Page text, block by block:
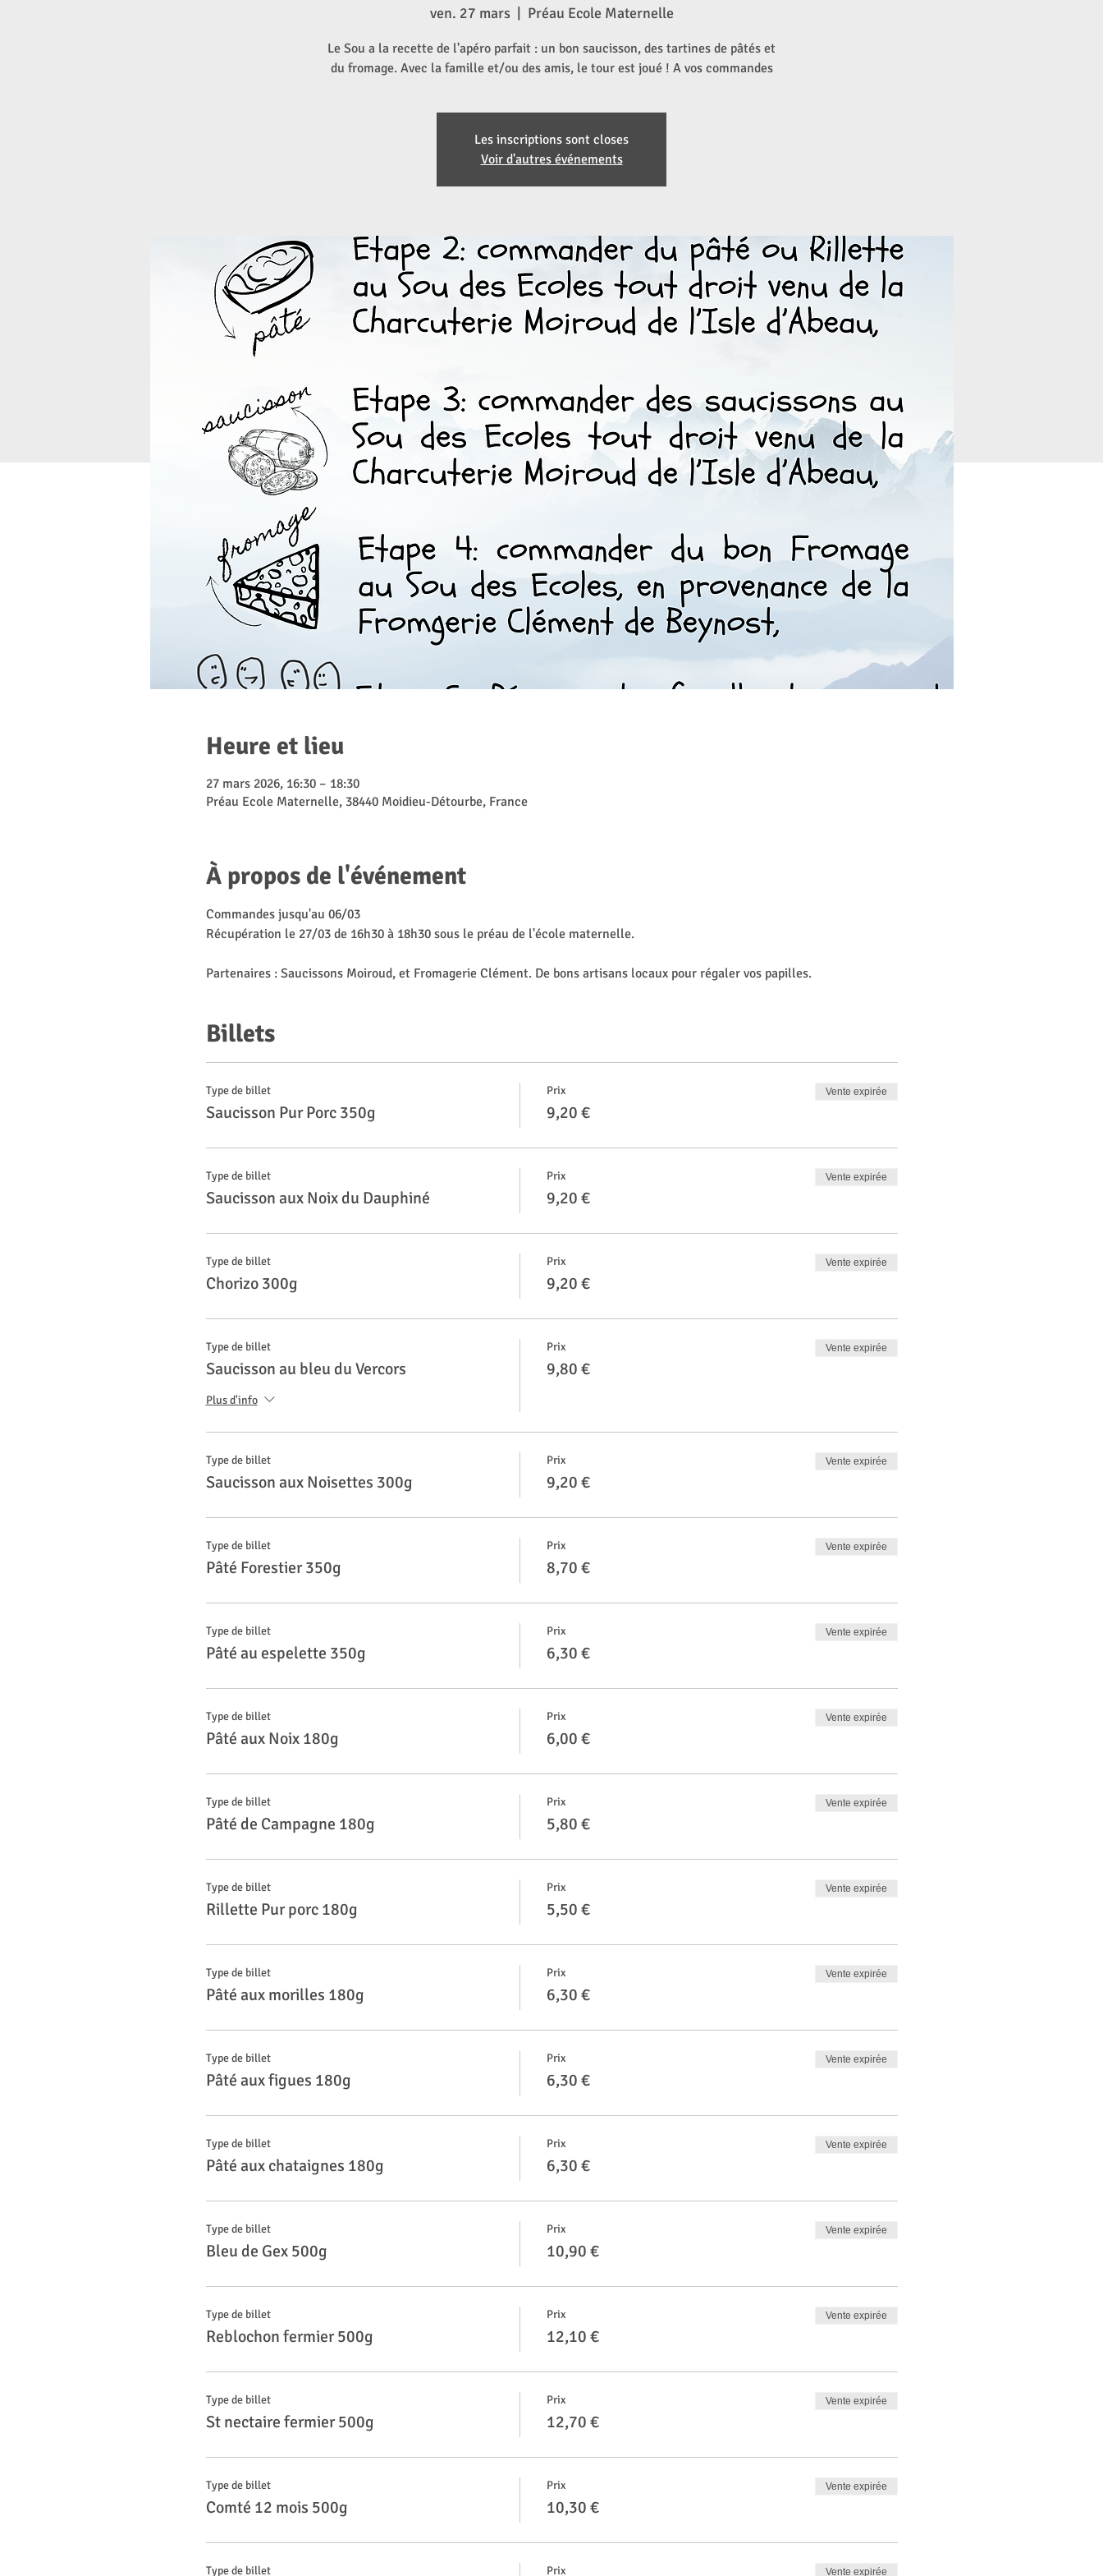
ven. 27 mars
  |
Préau Ecole Maternelle
Le Sou a la recette de l'apéro parfait : un bon saucisson, des tartines de pâtés et
du fromage. Avec la famille et/ou des amis, le tour est joué ! A vos commandes
Les inscriptions sont closes
Voir d'autres événements
Heure et lieu
27 mars 2026, 16:30 – 18:30
Préau Ecole Maternelle, 38440 Moidieu-Détourbe, France
À propos de l'événement
Commandes jusqu'au 06/03
Récupération le 27/03 de 16h30 à 18h30 sous le préau de l'école maternelle.
Partenaires : Saucissons Moiroud, et Fromagerie Clément. De bons artisans locaux pour régaler vos papilles.
Billets
Type de billet
Saucisson Pur Porc 350g
Prix
9,20 €
Vente expirée
Type de billet
Saucisson aux Noix du Dauphiné
Prix
9,20 €
Vente expirée
Type de billet
Chorizo 300g
Prix
9,20 €
Vente expirée
Type de billet
Saucisson au bleu du Vercors
Plus d'info
Prix
9,80 €
Vente expirée
Type de billet
Saucisson aux Noisettes 300g
Prix
9,20 €
Vente expirée
Type de billet
Pâté Forestier 350g
Prix
8,70 €
Vente expirée
Type de billet
Pâté au espelette 350g
Prix
6,30 €
Vente expirée
Type de billet
Pâté aux Noix 180g
Prix
6,00 €
Vente expirée
Type de billet
Pâté de Campagne 180g
Prix
5,80 €
Vente expirée
Type de billet
Rillette Pur porc 180g
Prix
5,50 €
Vente expirée
Type de billet
Pâté aux morilles 180g
Prix
6,30 €
Vente expirée
Type de billet
Pâté aux figues 180g
Prix
6,30 €
Vente expirée
Type de billet
Pâté aux chataignes 180g
Prix
6,30 €
Vente expirée
Type de billet
Bleu de Gex 500g
Prix
10,90 €
Vente expirée
Type de billet
Reblochon fermier 500g
Prix
12,10 €
Vente expirée
Type de billet
St nectaire fermier 500g
Prix
12,70 €
Vente expirée
Type de billet
Comté 12 mois 500g
Prix
10,30 €
Vente expirée
Type de billet Prix Vente expirée